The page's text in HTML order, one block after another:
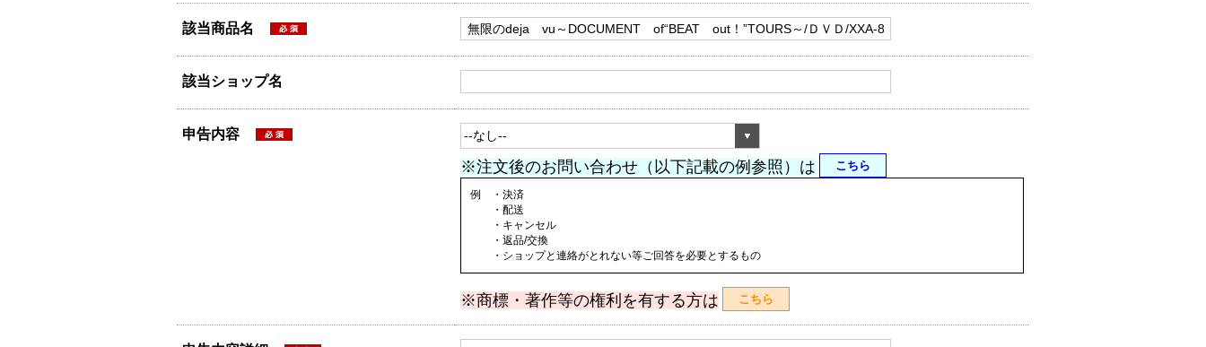
該当商品名
該当ショップ名
申告内容
※注文後のお問い合わせ（以下記載の例参照）は こちら
例 ・決済
・配送
・キャンセル
・返品/交換
・ショップと連絡がとれない等ご回答を必要とするもの
※商標・著作等の権利を有する方は こちら